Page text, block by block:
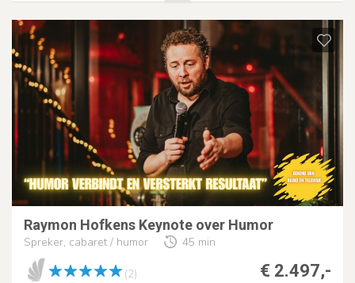
Raymon Hofkens Keynote over Humor
Spreker, cabaret / humor 45 min
€ 2.497,-
(2)